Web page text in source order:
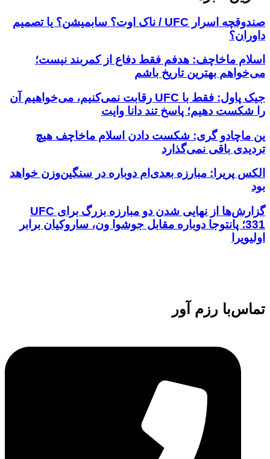
صندوقچه اسرار UFC / ناک اوت؟ سابمیشن؟ یا تصمیم
داوران؟
اسلام ماخاچف: هدفم فقط دفاع از کمربند نیست؛
می‌خواهم بهترین تاریخ باشم
جیک پاول: فقط با UFC رقابت نمی‌کنیم، می‌خواهیم آن
را شکست دهیم؛ پاسخ تند دانا وایت
ین ماچادو گری: شکست دادن اسلام ماخاچف هیچ
تردیدی باقی نمی‌گذارد
الکس پریرا: مبارزه بعدی‌ام دوباره در سنگین‌وزن خواهد
بود
گزارش‌ها از نهایی شدن دو مبارزه بزرگ برای UFC
331؛ پانتوجا دوباره مقابل جوشوا ون، ساروکیان برابر
اولیویرا
تماس‌با رزم آور